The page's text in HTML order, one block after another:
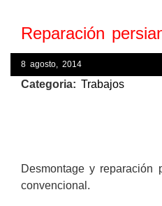
Reparación
8 agosto, 2014
Categoria:Trabajos
Desmontage y reparación
convencional.